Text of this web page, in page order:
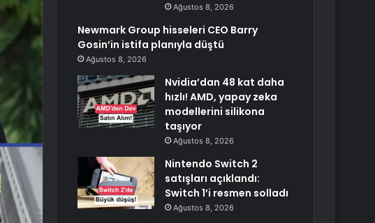
Ağustos 8, 2026
Newmark Group hisseleri CEO Barry
Gosin’in istifa planıyla düştü
Ağustos 8, 2026
Nvidia’dan 48 kat daha
hızlı! AMD, yapay zeka
modellerini silikona
taşıyor
Ağustos 8, 2026
Nintendo Switch 2
satışları açıklandı:
Switch 1’i resmen solladı
Ağustos 8, 2026